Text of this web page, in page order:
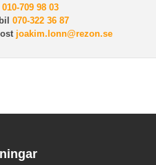
010-709 98 03
070-322 36 87
joakim.lonn@rezon.se